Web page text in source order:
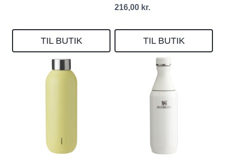
TIL BUTIK
216,00 kr.
TIL BUTIK